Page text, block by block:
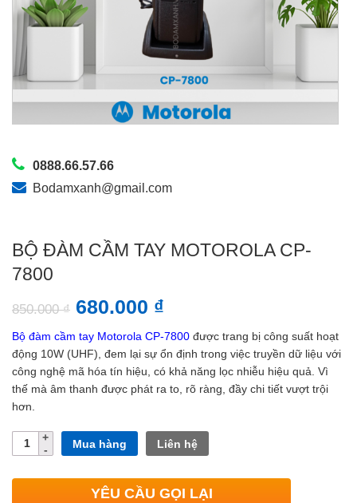
0888.66.57.66
Bodamxanh@gmail.com
BỘ ĐÀM CẦM TAY MOTOROLA CP-
7800
850.000₫ 680.000 ₫
Bộ đàm cầm tay Motorola CP-7800 được trang bị công suất hoạt
động 10W (UHF), đem lại sự ổn định trong việc truyền dữ liệu với
công nghệ mã hóa tín hiệu, có khả năng lọc nhiễu hiệu quả. Vì
thế mà âm thanh được phát ra to, rõ ràng, đầy chi tiết vượt trội
hơn.
Số
lượng
Mua hàng Liên hệ
YÊU CẦU GỌI LẠI